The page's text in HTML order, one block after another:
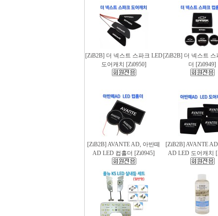
[ZiB2B] 더 넥스트 스파크 LED
도어캐치 [Zi0950]
[ZiB2B] 더 넥스트 스
더 [Zi0949]
[ZiB2B] AVANTE AD, 아반떼
AD LED 컵홀더 [Zi0945]
[ZiB2B] AVANTE
AD LED 도어캐치